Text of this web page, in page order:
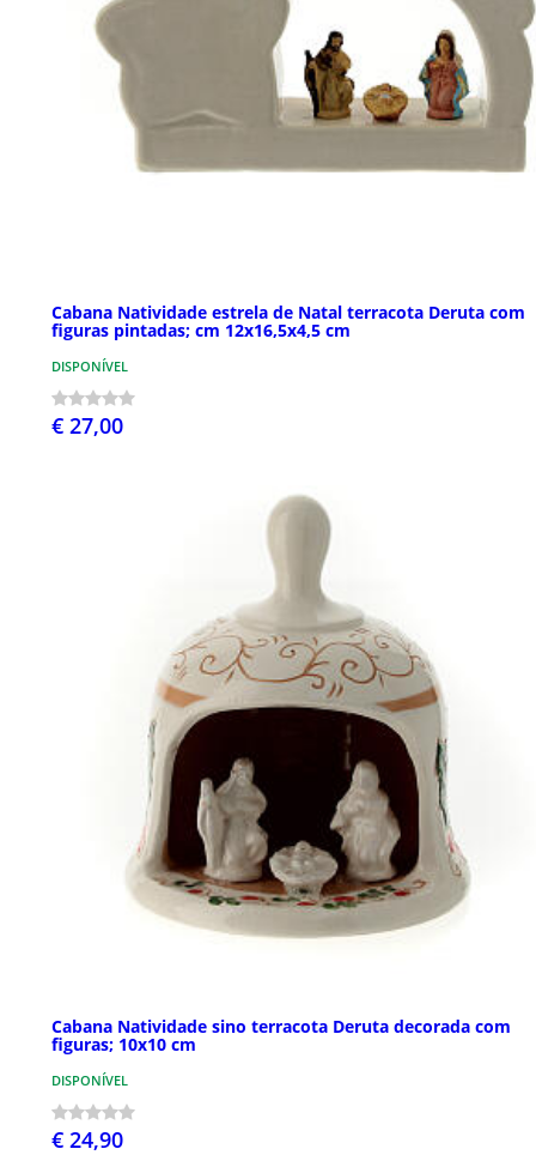
Cabana Natividade estrela de Natal terracota Deruta com
figuras pintadas; cm 12x16,5x4,5 cm
DISPONÍVEL
€ 27,00
Cabana Natividade sino terracota Deruta decorada com
figuras; 10x10 cm
DISPONÍVEL
€ 24,90